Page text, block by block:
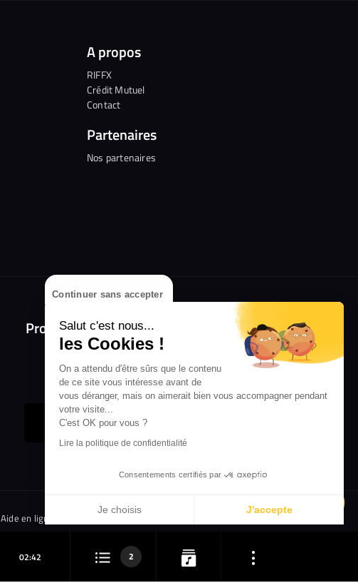
Continuer sans accepter
Salut c'est nous...
les Cookies !
On a attendu d'être sûrs que le contenu
de ce site vous intéresse avant de
vous déranger, mais on aimerait bien vous accompagner pendant
votre visite...
C'est OK pour vous ?
Lire la politique de confidentialité
Consentements certifiés par
Je choisis J'accepte
Notre plateforme vous permet d'adapter et de gérer vos
02:42 2
A propos
RIFFX
Crédit Mutuel
Contact
Partenaires
Nos partenaires
Prolongez l'expérience avec l'application
RIFFX !
Disponible sur l'App Store et Google Play
Aide en ligne Crédit Mutuel